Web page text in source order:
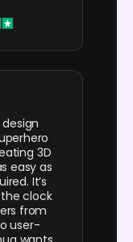
3D
easy as
It’s
clock
from
user-